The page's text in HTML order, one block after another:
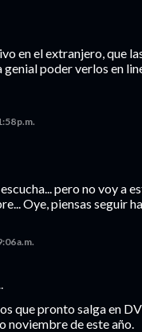
en el extranjero, que
genial poder verlos en
p.m.
pero no voy a
Oye, piensas seguir
a.m.
que pronto salga en
noviembre de este año.